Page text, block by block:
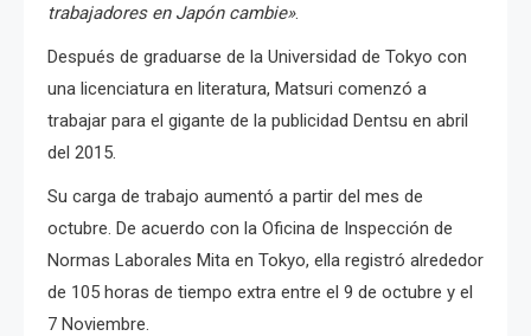
trabajadores en Japón cambie».
Después de graduarse de la Universidad de Tokyo con
una licenciatura en literatura, Matsuri comenzó a
trabajar para el gigante de la publicidad Dentsu en abril
del 2015.
Su carga de trabajo aumentó a partir del mes de
octubre. De acuerdo con la Oficina de Inspección de
Normas Laborales Mita en Tokyo, ella registró alrededor
de 105 horas de tiempo extra entre el 9 de octubre y el
7 Noviembre.